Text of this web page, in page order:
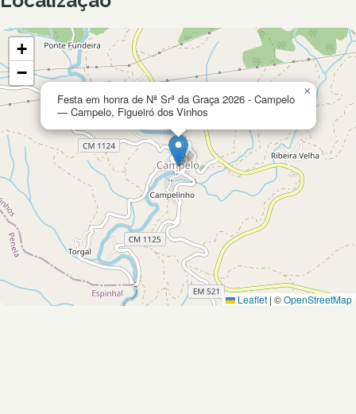
Festa em honra de Nª Srª da Graça 2026 - Campelo
— Campelo, Figueiró dos Vinhos
×
+
−
Leaflet | ©OpenStreetMap